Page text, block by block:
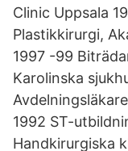
Clinic Uppsala
Plastikkirurgi,
1997 -99
Karolinska
1992 ST-
Handkirurgiska